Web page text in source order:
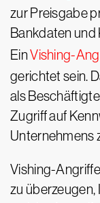
zur Preisgabe
Bankdaten und
EinVishing-
gerichtet sein.
als
Zugriff auf
Unternehmens
Vishing-
zu